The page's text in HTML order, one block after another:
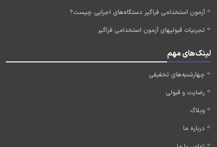
آزمون استخدامی فراگیر دستگاه‌های اجرایی چیست؟
تجربیات قبولیهای آزمون استخدامی فراگیر
لینک‌های مهم
چهارشنبه‌های تخفیفی
رضایت و قبولی
وبلاگ
درباره ما